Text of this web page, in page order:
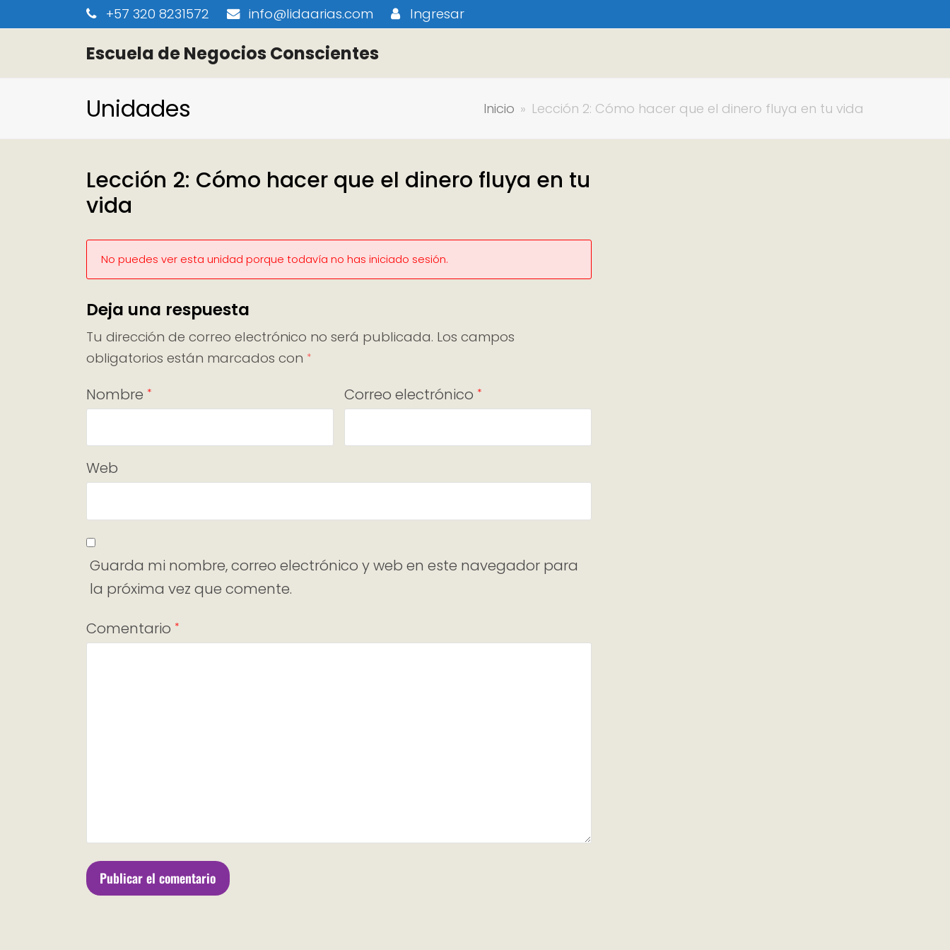
+57 320 8231572 info@lidaarias.com Ingresar
Escuela de Negocios Conscientes
Unidades Inicio » Lección 2: Cómo hacer que el dinero fluya en tu vida
Lección 2: Cómo hacer que el dinero fluya en tu
vida
No puedes ver esta unidad porque todavía no has iniciado sesión.
Deja una respuesta
Tu dirección de correo electrónico no será publicada. Los campos
obligatorios están marcados con *
Nombre * Correo electrónico *
Web
Guarda mi nombre, correo electrónico y web en este navegador para
la próxima vez que comente.
Comentario *